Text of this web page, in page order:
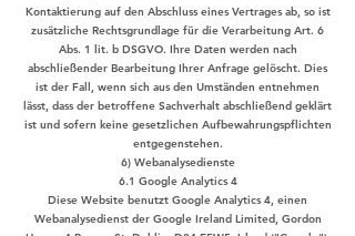
Kontaktierung auf den Abschluss eines Vertrages ab, so ist
zusätzliche Rechtsgrundlage für die Verarbeitung Art. 6
Abs. 1 lit. b DSGVO. Ihre Daten werden nach
abschließender Bearbeitung Ihrer Anfrage gelöscht. Dies
ist der Fall, wenn sich aus den Umständen entnehmen
lässt, dass der betroffene Sachverhalt abschließend geklärt
ist und sofern keine gesetzlichen Aufbewahrungspflichten
entgegenstehen.
6) Webanalysedienste
6.1 Google Analytics 4
Diese Website benutzt Google Analytics 4, einen
Webanalysedienst der Google Ireland Limited, Gordon